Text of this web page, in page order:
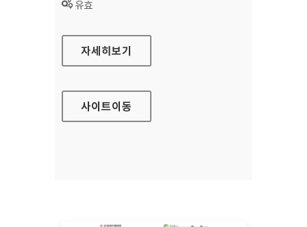
상태 :
유효
LG CONTENT STORE
자세히보기
사이트이동